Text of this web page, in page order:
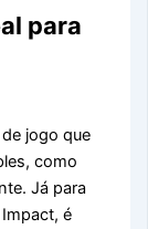
para
jogo que
como
Já para
é